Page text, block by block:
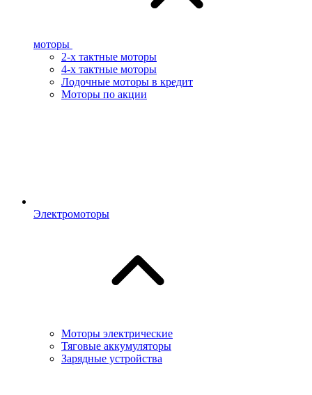
моторы
2-х тактные моторы
4-х тактные моторы
Лодочные моторы в кредит
Моторы по акции
Электромоторы
Моторы электрические
Тяговые аккумуляторы
Зарядные устройства